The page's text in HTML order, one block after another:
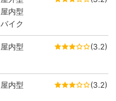
屋内型
バイク
屋内型 (3.2)
屋内型 (3.2)